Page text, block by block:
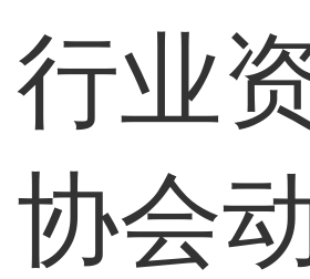
行业
协会